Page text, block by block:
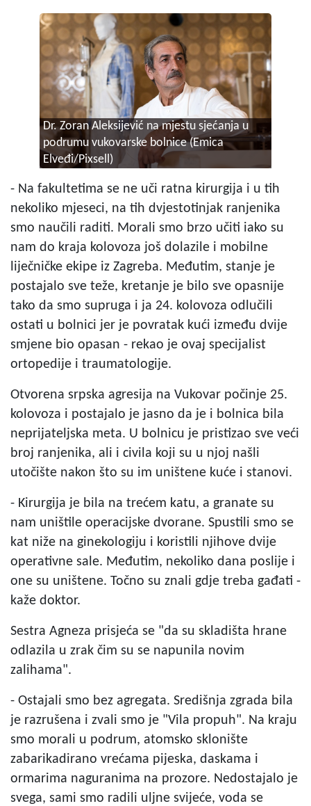
Dr. Zoran Aleksijević na mjestu sjećanja u
podrumu vukovarske bolnice (Emica
Elveđi/Pixsell)
- Na fakultetima se ne uči ratna kirurgija i u tih
nekoliko mjeseci, na tih dvjestotinjak ranjenika
smo naučili raditi. Morali smo brzo učiti iako su
nam do kraja kolovoza još dolazile i mobilne
liječničke ekipe iz Zagreba. Međutim, stanje je
postajalo sve teže, kretanje je bilo sve opasnije
tako da smo supruga i ja 24. kolovoza odlučili
ostati u bolnici jer je povratak kući između dvije
smjene bio opasan - rekao je ovaj specijalist
ortopedije i traumatologije.
Otvorena srpska agresija na Vukovar počinje 25.
kolovoza i postajalo je jasno da je i bolnica bila
neprijateljska meta. U bolnicu je pristizao sve veći
broj ranjenika, ali i civila koji su u njoj našli
utočište nakon što su im uništene kuće i stanovi.
- Kirurgija je bila na trećem katu, a granate su
nam uništile operacijske dvorane. Spustili smo se
kat niže na ginekologiju i koristili njihove dvije
operativne sale. Međutim, nekoliko dana poslije i
one su uništene. Točno su znali gdje treba gađati -
kaže doktor.
Sestra Agneza prisjeća se "da su skladišta hrane
odlazila u zrak čim su se napunila novim
zalihama".
- Ostajali smo bez agregata. Središnja zgrada bila
je razrušena i zvali smo je "Vila propuh". Na kraju
smo morali u podrum, atomsko sklonište
zabarikadirano vrećama pijeska, daskama i
ormarima naguranima na prozore. Nedostajalo je
svega, sami smo radili uljne svijeće, voda se